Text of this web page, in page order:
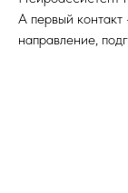
А первый
направление,